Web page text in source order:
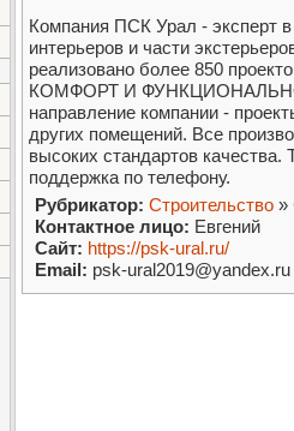
Компания ПСК Урал - эксперт
интерьеров и части
реализовано более 850
КОМФОРТ И
направление компании -
других помещений. Все
высоких стандартов качества.
поддержка по телефону.
Рубрикатор: Строительство »
Контактное лицо: Евгений
Сайт: https://psk-ural.ru/
Email: psk-ural2019@yandex.ru